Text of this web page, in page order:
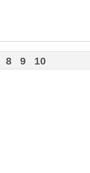
8 9 10